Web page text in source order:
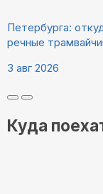
Петербурга:
речные
3 авг 2026
Куда